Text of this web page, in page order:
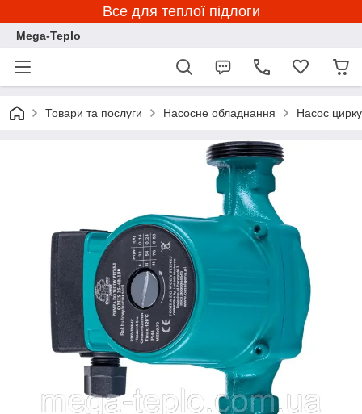
Все для теплої підлоги
Mega-Teplo
Товари та послуги Насосне обладнання Насос